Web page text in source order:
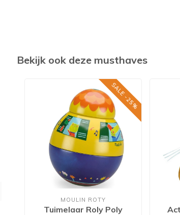
Bekijk ook deze musthaves
SALE -25%
MOULIN ROTY
Tuimelaar Roly Poly